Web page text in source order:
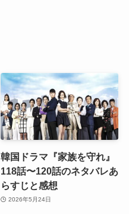
韓国ドラマ『家族を守れ』
118話〜120話のネタバレあ
らすじと感想
2026年5月24日